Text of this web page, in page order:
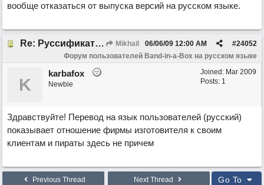
вообще отказаться от выпуска версий на русском языке.
Re: Руссификатор версии 2009 Mikhail #24052
06/06/09 12:00 AM
Форум пользователей Band-in-a-Box на русском языке
Joined: Mar 2009
Posts: 1
K
karbafox
Newbie
Здравствуйте! Перевод на язык пользователей (русский)
показывает отношение фирмы изготовителя к своим
клиентам и пираты здесь не причем
Previous Thread Next Thread Go To